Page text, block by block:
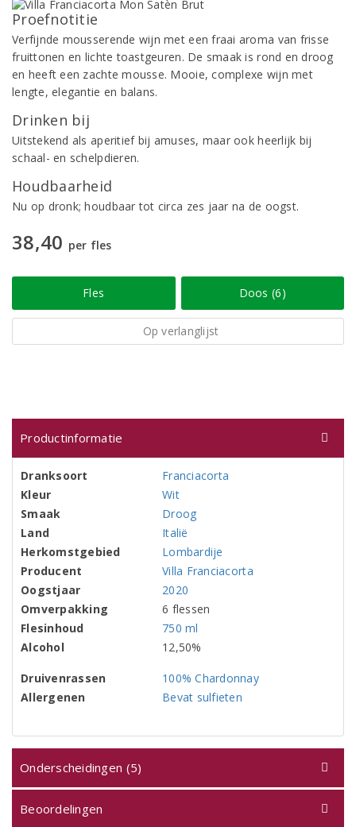
Proefnotitie
Verfijnde mousserende wijn met een fraai aroma van frisse
fruittonen en lichte toastgeuren. De smaak is rond en droog
en heeft een zachte mousse. Mooie, complexe wijn met
lengte, elegantie en balans.
Drinken bij
Uitstekend als aperitief bij amuses, maar ook heerlijk bij
schaal- en schelpdieren.
Houdbaarheid
Nu op dronk; houdbaar tot circa zes jaar na de oogst.
38,40 per fles
Fles Doos (6)
Op verlanglijst
Productinformatie
Dranksoort
Franciacorta
Kleur
Wit
Smaak
Droog
Land
Italië
Herkomstgebied
Lombardije
Producent
Villa Franciacorta
Oogstjaar
2020
Omverpakking
6 flessen
Flesinhoud
750 ml
Alcohol
12,50%
Druivenrassen
100% Chardonnay
Allergenen
Bevat sulfieten
Onderscheidingen (5)
Beoordelingen